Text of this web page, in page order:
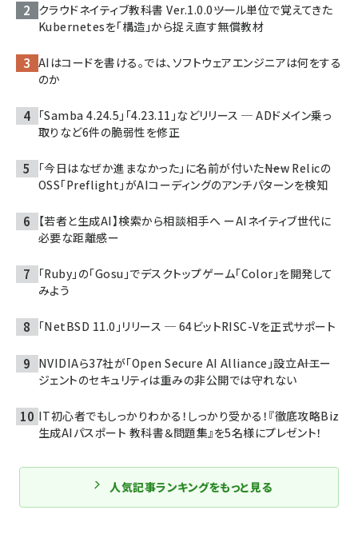
クラウドネイティブ教科書 Ver.1.0.0――ツール単位で覚えてきた
Kubernetesを「構造」から捉え直す無償教材
AIはコードを書ける。では、ソフトウェアエンジニアは何をする
のか
「Samba 4.24.5」「4.23.11」などリリース ─ ADドメイン乗っ
取りなど6件の脆弱性を修正
「今日はなぜか進まなかった」に名前が付いた――New Relicの
OSS「Preflight」がAIコーディングのアンチパターンを検知
【若者と生成AI】検索から相談相手へ ーAIネイティブ世代に
必要な距離感ー
「Ruby」の「Gosu」でデスクトップゲーム「Color」を開発して
みよう
「NetBSD 11.0」リリース ─ 64ビットRISC-Vを正式サポート
NVIDIAら37社が「Open Secure AI Alliance」設立――AIエー
ジェントのセキュリティは重みの非公開では守れない
IT初心者でもしっかりわかる！しっかり受かる！『徹底攻略Biz
生成AIパスポート 教科書＆問題集』を5名様にプレゼント！
人気記事ランキングをもっと見る